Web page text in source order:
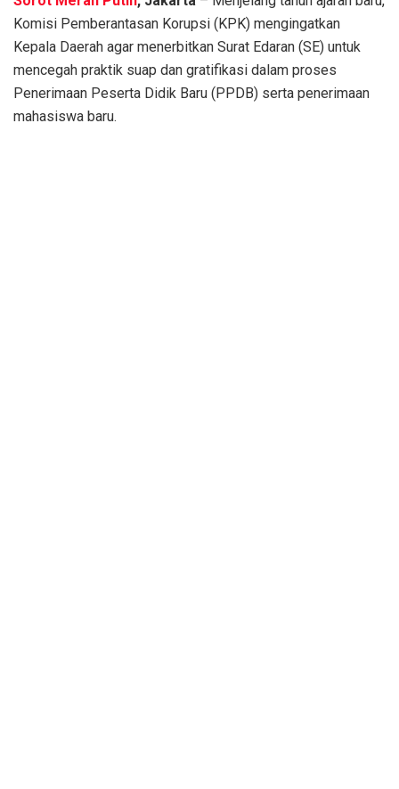
Komisi Pemberantasan Korupsi (KPK) mengingatkan
Kepala Daerah agar menerbitkan Surat Edaran (SE) untuk
mencegah praktik suap dan gratifikasi dalam proses
Penerimaan Peserta Didik Baru (PPDB) serta penerimaan
mahasiswa baru.